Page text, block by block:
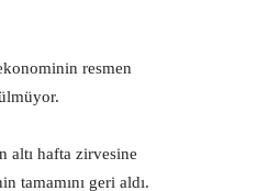
resmen
altı hafta zirvesine
tamamını geri aldı.